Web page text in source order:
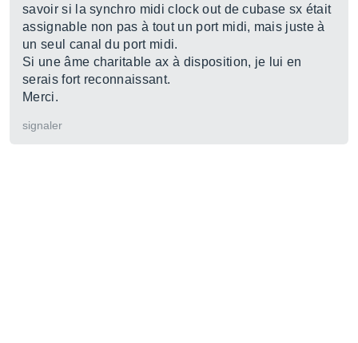
savoir si la synchro midi clock out de cubase sx était
assignable non pas à tout un port midi, mais juste à
un seul canal du port midi.
Si une âme charitable ax à disposition, je lui en
serais fort reconnaissant.
Merci.
signaler